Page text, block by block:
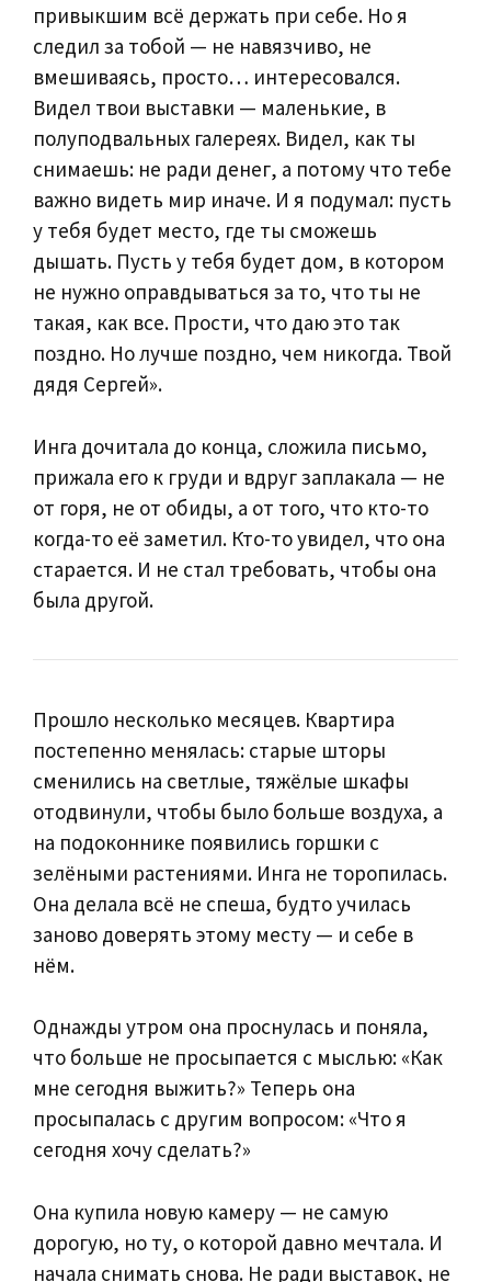
привыкшим всё держать при себе. Но я
следил за тобой — не навязчиво, не
вмешиваясь, просто… интересовался.
Видел твои выставки — маленькие, в
полуподвальных галереях. Видел, как ты
снимаешь: не ради денег, а потому что тебе
важно видеть мир иначе. И я подумал: пусть
у тебя будет место, где ты сможешь
дышать. Пусть у тебя будет дом, в котором
не нужно оправдываться за то, что ты не
такая, как все. Прости, что даю это так
поздно. Но лучше поздно, чем никогда. Твой
дядя Сергей».
Инга дочитала до конца, сложила письмо,
прижала его к груди и вдруг заплакала — не
от горя, не от обиды, а от того, что кто-то
когда-то её заметил. Кто-то увидел, что она
старается. И не стал требовать, чтобы она
была другой.
Прошло несколько месяцев. Квартира
постепенно менялась: старые шторы
сменились на светлые, тяжёлые шкафы
отодвинули, чтобы было больше воздуха, а
на подоконнике появились горшки с
зелёными растениями. Инга не торопилась.
Она делала всё не спеша, будто училась
заново доверять этому месту — и себе в
нём.
Однажды утром она проснулась и поняла,
что больше не просыпается с мыслью: «Как
мне сегодня выжить?» Теперь она
просыпалась с другим вопросом: «Что я
сегодня хочу сделать?»
Она купила новую камеру — не самую
дорогую, но ту, о которой давно мечтала. И
начала снимать снова. Не ради выставок, не